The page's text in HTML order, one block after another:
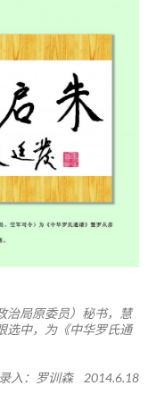
治局原委员）秘书，慧
选中，为《中华罗氏通
入：罗训森 2014.6.18